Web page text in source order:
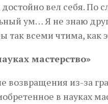
вел себя. По
ум… Я не знаю
всеми чтима, как
мастерство»
возвращения из-за
в науках